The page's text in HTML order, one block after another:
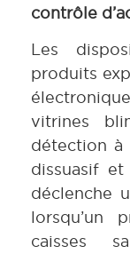
contrôle
Les
produits
vitrines
détection à
dissuasif
déclenche
lorsqu’un
caisses